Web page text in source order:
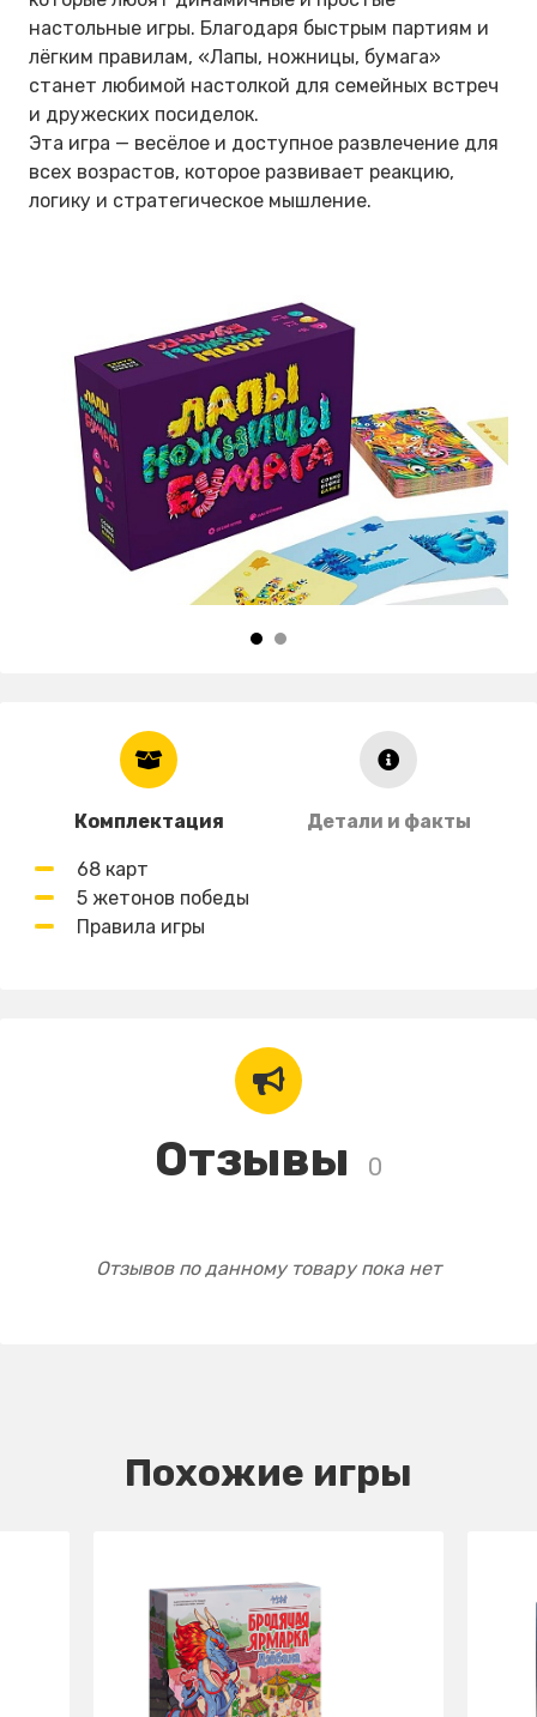
настольные игры. Благодаря быстрым партиям и
лёгким правилам, «Лапы, ножницы, бумага»
станет любимой настолкой для семейных встреч
и дружеских посиделок.
Эта игра — весёлое и доступное развлечение для
всех возрастов, которое развивает реакцию,
логику и стратегическое мышление.
Комплектация Детали и факты
68 карт
5 жетонов победы
Правила игры
Отзывы 0
Отзывов по данному товару пока нет
Похожие игры